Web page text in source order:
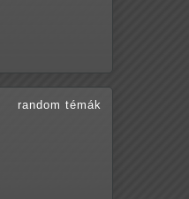
random témák